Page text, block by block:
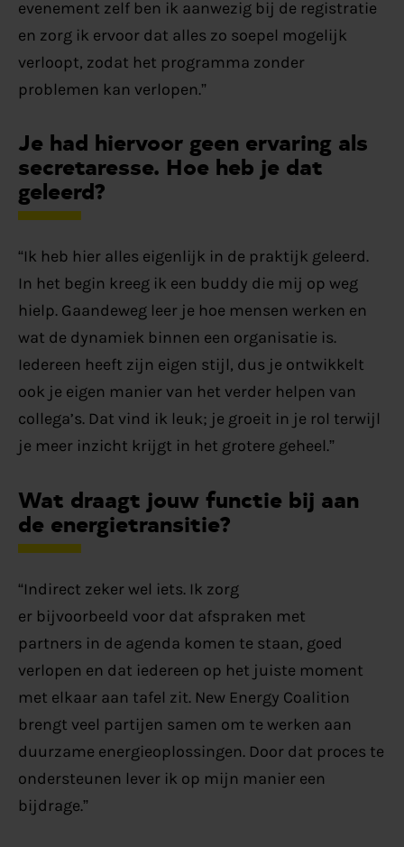
evenement zelf ben ik aanwezig bij de registratie
en zorg ik ervoor dat alles zo soepel mogelijk
verloopt, zodat het programma zonder
problemen kan verlopen.”
Je had hiervoor geen ervaring als
secretaresse. Hoe heb je dat
geleerd?
“Ik heb hier alles eigenlijk in de praktijk geleerd.
In het begin kreeg ik een buddy die mij op weg
hielp. Gaandewegleer je hoe mensen werken en
wat de dynamiek binnen een organisatie is.
Iedereen heeft zijn eigen stijl, dus je ontwikkelt
ook je eigen manier van het verder helpen van
collega’s. Dat vind ik leuk; je groeit in je rol terwijl
je meer inzicht krijgt in het grotere geheel.”
Wat draagt jouw functie bij aan
de energietransitie?
“Indirect zeker wel iets. Ik zorg
er bijvoorbeeld voor dat afspraken met
partners in de agenda komen te staan, goed
verlopen en dat iedereen op het juiste moment
met elkaar aan tafel zit. New Energy Coalition
brengt veel partijen samen om te werken aan
duurzame energieoplossingen. Door dat proces te
ondersteunen lever ik op mijn manier een
bijdrage.”